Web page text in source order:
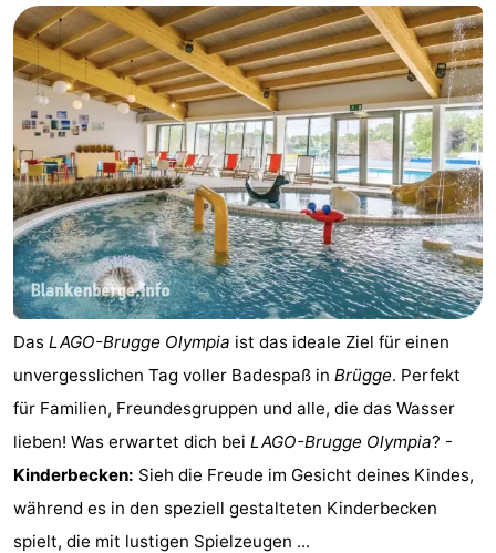
Das LAGO-Brugge Olympia ist das ideale Ziel für einen
unvergesslichen Tag voller Badespaß in Brügge. Perfekt
für Familien, Freundesgruppen und alle, die das Wasser
lieben! Was erwartet dich bei LAGO-Brugge Olympia? -
Kinderbecken: Sieh die Freude im Gesicht deines Kindes,
während es in den speziell gestalteten Kinderbecken
spielt, die mit lustigen Spielzeugen ...